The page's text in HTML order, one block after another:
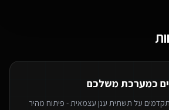
כמערכת משלכם
על תשתית ענן עצמאית - פיתוח מהיר